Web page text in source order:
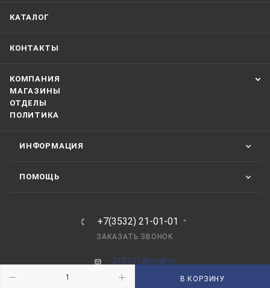
В КОРЗИНУ
КАТАЛОГ
КОНТАКТЫ
КОМПАНИЯ
МАГАЗИНЫ
ОТДЕЛЫ
ПОЛИТИКА
ИНФОРМАЦИЯ
ПОМОЩЬ
+7(3532) 21-01-01
ЗАКАЗАТЬ ЗВОНОК
210101@mail.ru